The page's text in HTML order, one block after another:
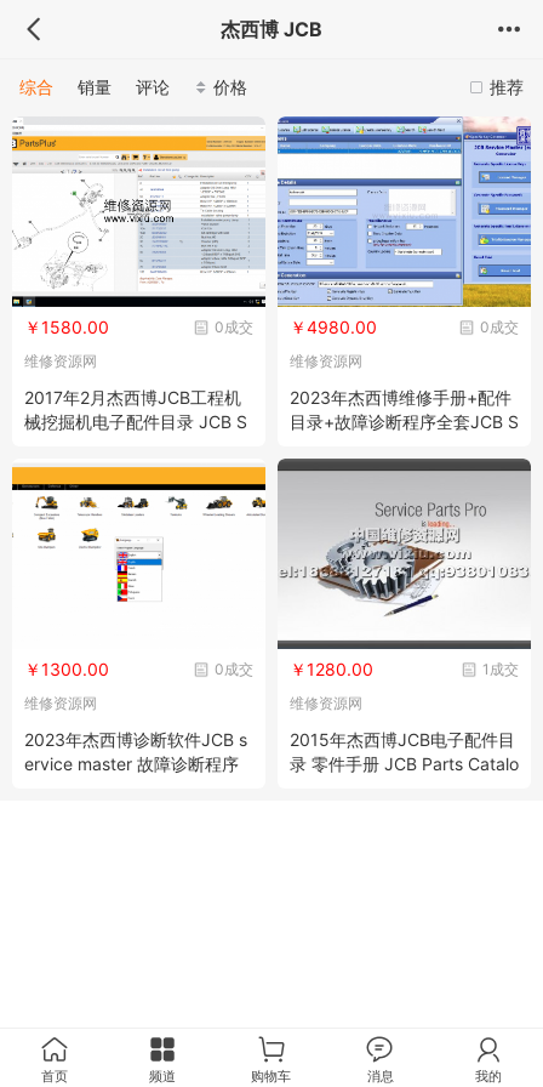
杰西博 JCB
推荐
综合 销量 评论 价格
0成交
￥1580.00
维修资源网
2017年2月杰西博JCB工程机
械挖掘机电子配件目录 JCB S
0成交
￥4980.00
维修资源网
2023年杰西博维修手册+配件
目录+故障诊断程序全套JCB S
Manual & ServiceMaster
0成交
￥1300.00
维修资源网
2023年杰西博诊断软件JCB s
ervice master 故障诊断程序
1成交
￥1280.00
维修资源网
2015年杰西博JCB电子配件目
录 零件手册 JCB Parts Catalo
首页 频道 购物车 消息 我的